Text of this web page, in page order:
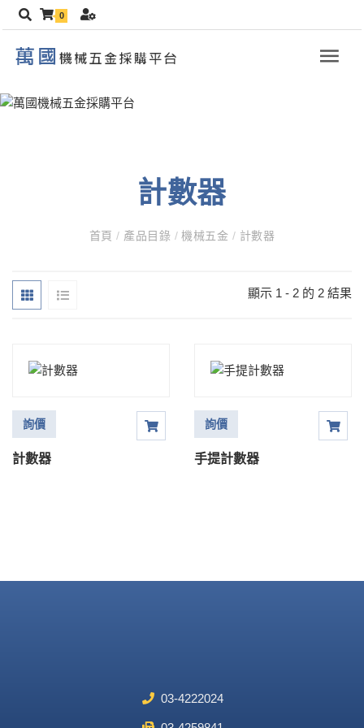
0
計數器
首頁/ 產品目錄 / 機械五金 / 計數器
顯示 1 - 2 的 2 結果
詢價
計數器
詢價
手提計數器
03-4222024